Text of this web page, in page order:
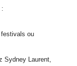
:
ou
Sydney Laurent,